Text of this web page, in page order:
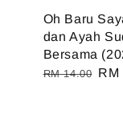
Oh Baru
dan Ayah
Bersama
Regular
RM 14.00 RM